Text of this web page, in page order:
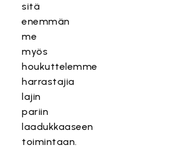
sitä
enemmän
me
myös
houkuttelemme
harrastajia
lajin
pariin
laadukkaaseen
toimintaan.